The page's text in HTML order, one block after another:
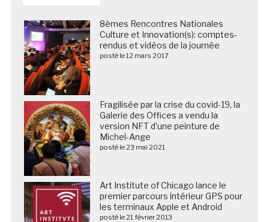
8èmes Rencontres Nationales
Culture et Innovation(s): comptes-
rendus et vidéos de la journée
posté le 12 mars 2017
Fragilisée par la crise du covid-19, la
Galerie des Offices a vendu la
version NFT d’une peinture de
Michel-Ange
posté le 23 mai 2021
Art Institute of Chicago lance le
premier parcours intérieur GPS pour
les terminaux Apple et Android
posté le 21 février 2013